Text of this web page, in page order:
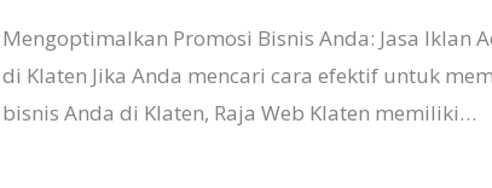
Mengoptimalkan Promosi Bisnis Anda: Jasa Iklan
di Klaten Jika Anda mencari cara efektif untuk
bisnis Anda di Klaten, Raja Web Klaten memiliki…